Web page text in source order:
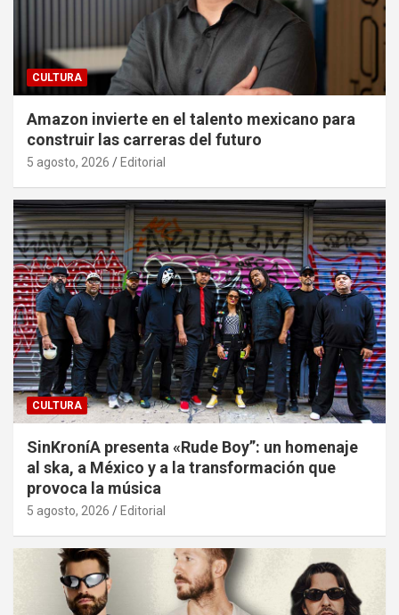
CULTURA
Amazon invierte en el talento mexicano para
construir las carreras del futuro
5 agosto, 2026 Editorial
CULTURA
SinKroníA presenta «Rude Boy”: un homenaje
al ska, a México y a la transformación que
provoca la música
5 agosto, 2026 Editorial